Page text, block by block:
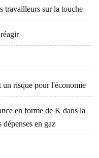
travailleurs sur la touche
un risque pour l'économie
en forme de K dans la
en gaz